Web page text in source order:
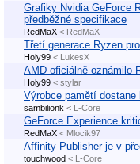
Grafiky Nvidia GeForce
předběžné specifikace
RedMaX < RedMaX
Třetí generace Ryzen
Holy99 < LukesX
AMD oficiálně oznámilo
Holy99 < stylar
Výrobce pamětí dostane
sambilionk < L-Core
GeForce Experience
RedMaX < Mlocik97
Affinity Publisher je v
touchwood < L-Core